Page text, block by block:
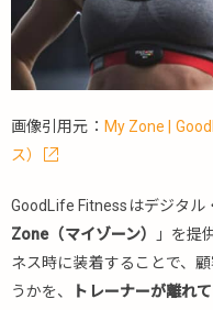
未
来
ま
と
画像引用元： My Zone |
ス）
GoodLife Fitnessはデジタル
Zone（マイゾーン）
」を提
ネス時に装着することで、
うかを、
トレーナーが離れ